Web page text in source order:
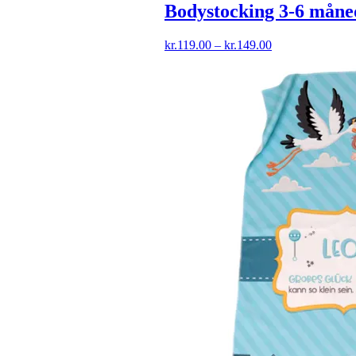
Bodystocking 3-6
kr.119.00 – kr.149.00Prisinterval:
kr.149.00